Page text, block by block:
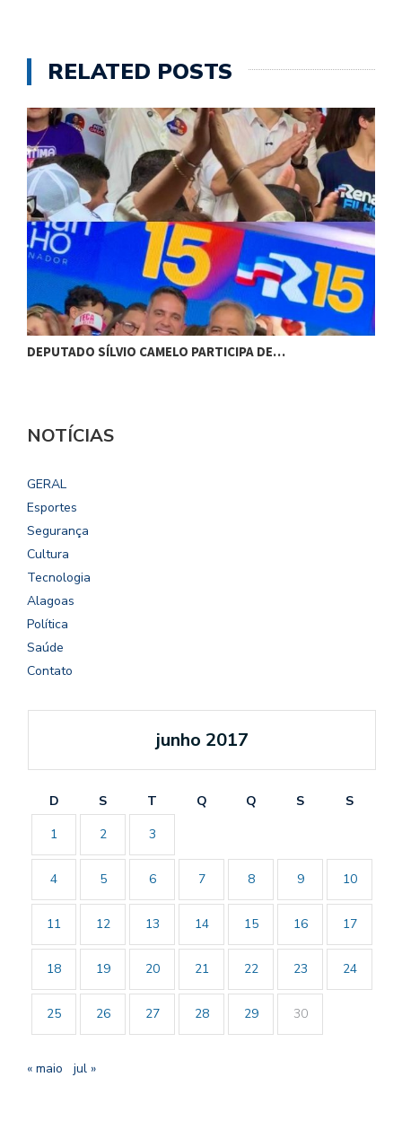
RELATED POSTS
DEPUTADO SÍLVIO CAMELO PARTICIPA DE…
NOTÍCIAS
GERAL
Esportes
Segurança
Cultura
Tecnologia
Alagoas
Política
Saúde
Contato
junho 2017
D S T Q Q S
S
1
2 3
4 5 6 7 8 9 10
11 12 13 14 15 16 17
18 19 20 21 22 23 24
25 26 27 28 29 30
« maio jul »